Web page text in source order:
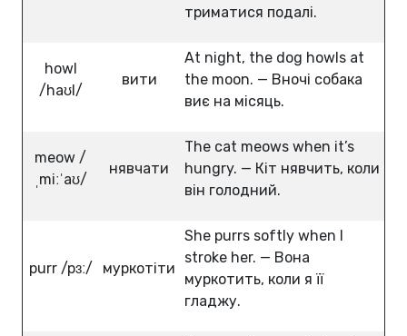
триматися подалі.
howl
/haʊl/
вити
At night, the dog howls at
the moon. — Вночі собака
виє на місяць.
meow /
ˌmiːˈaʊ/
нявчати
The cat meows when it’s
hungry. — Кіт нявчить, коли
він голодний.
purr /pɜː/ муркотіти
She purrs softly when I
stroke her. — Вона
муркотить, коли я її
гладжу.